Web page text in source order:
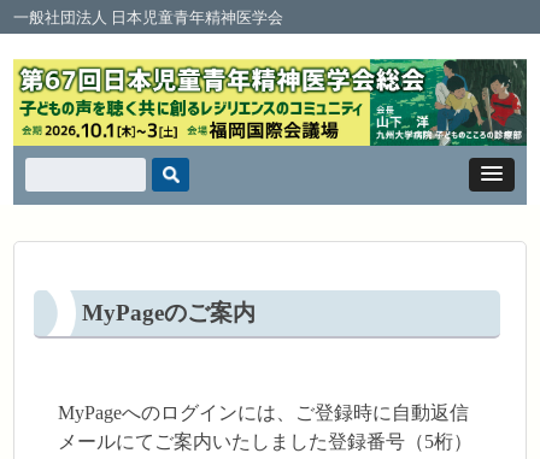
一般社団法人 日本児童青年精神医学会
MyPageのご案内
MyPageへのログインには、ご登録時に自動返信
メールにてご案内いたしました登録番号（5桁）